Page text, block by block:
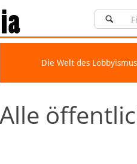
Die Welt des
Alle